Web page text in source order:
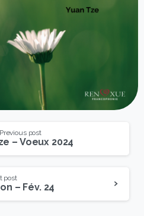
Previous post
– Voeux 2024
post
– Fév. 24